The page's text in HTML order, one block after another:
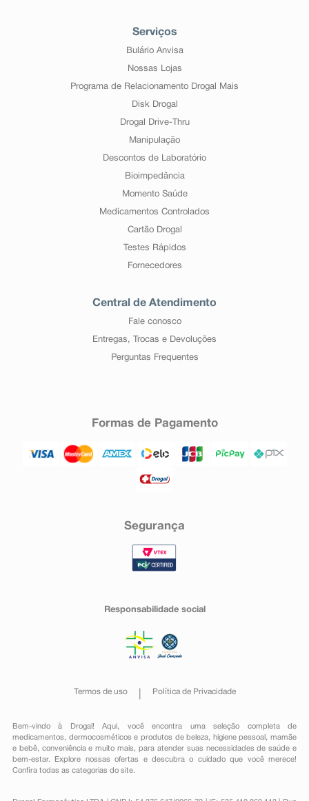
Serviços
Bulário Anvisa
Nossas Lojas
Programa de Relacionamento Drogal Mais
Disk Drogal
Drogal Drive-Thru
Manipulação
Descontos de Laboratório
Bioimpedância
Momento Saúde
Medicamentos Controlados
Cartão Drogal
Testes Rápidos
Fornecedores
Central de Atendimento
Fale conosco
Entregas, Trocas e Devoluções
Perguntas Frequentes
Formas de Pagamento
Segurança
Responsabilidade social
Termos de uso Política de Privacidade
Bem-vindo à Drogal! Aqui, você encontra uma seleção completa de
medicamentos , dermocosméticos e produtos de beleza, higiene pessoal ,mamãe
e bebê, conveniênciae muito mais, para atender suas necessidades de saúde e
bem-estar. Explore nossas ofertas e descubra o cuidado que você merece!
Confira todas as categorias do site.